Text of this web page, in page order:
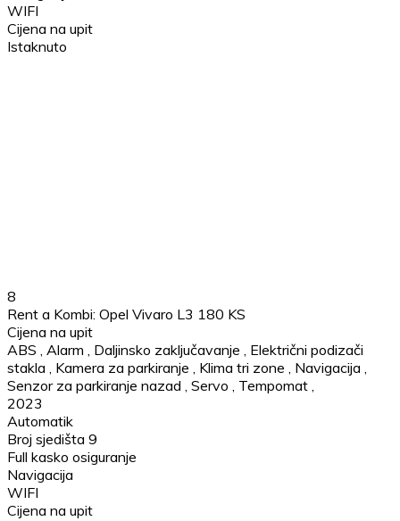
WIFI
Cijena na upit
Istaknuto
8
Rent a Kombi: Opel Vivaro L3 180 KS
Cijena na upit
ABS , Alarm , Daljinsko zaključavanje , Električni podizači
stakla , Kamera za parkiranje , Klima tri zone , Navigacija ,
Senzor za parkiranje nazad , Servo , Tempomat ,
2023
Automatik
Broj sjedišta 9
Full kasko osiguranje
Navigacija
WIFI
Cijena na upit